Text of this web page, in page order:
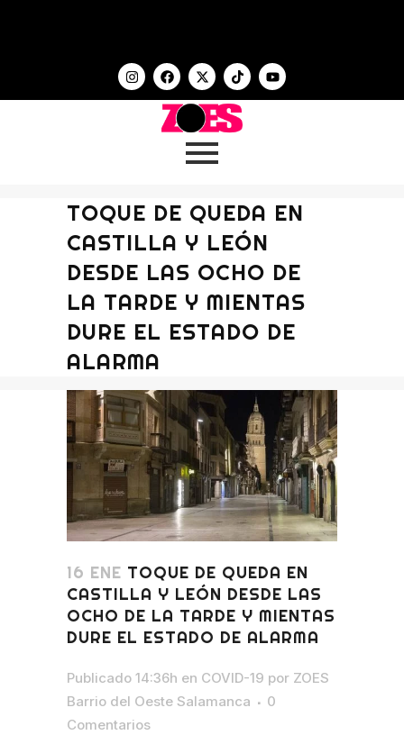
TOQUE DE QUEDA EN
CASTILLA Y LEÓN
DESDE LAS OCHO DE
LA TARDE Y MIENTAS
DURE EL ESTADO DE
ALARMA
16 ENE TOQUE DE QUEDA EN
CASTILLA Y LEÓN DESDE LAS
OCHO DE LA TARDE Y MIENTAS
DURE EL ESTADO DE ALARMA
Publicado 14:36h en COVID-19 por ZOES
Barrio del Oeste Salamanca
0
Comentarios